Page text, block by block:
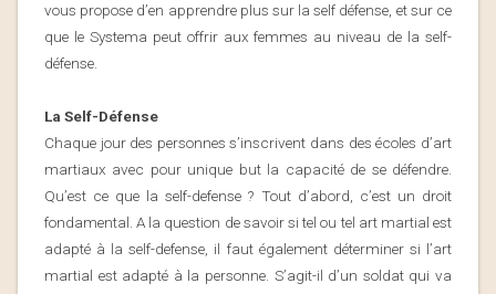
vous propose d’en apprendre plus sur la self défense, et sur ce
que le Systema peut offrir aux femmes au niveau de la self-
défense.
La Self-Défense
Chaque jour des personnes s’inscrivent dans des écoles d’art
martiaux avec pour unique but la capacité de se défendre.
Qu’est ce que la self-defense ? Tout d’abord, c’est un droit
fondamental. A la question de savoir si tel ou tel art martial est
adapté à la self-defense, il faut également déterminer si l’art
martial est adapté à la personne. S’agit-il d’un soldat qui va